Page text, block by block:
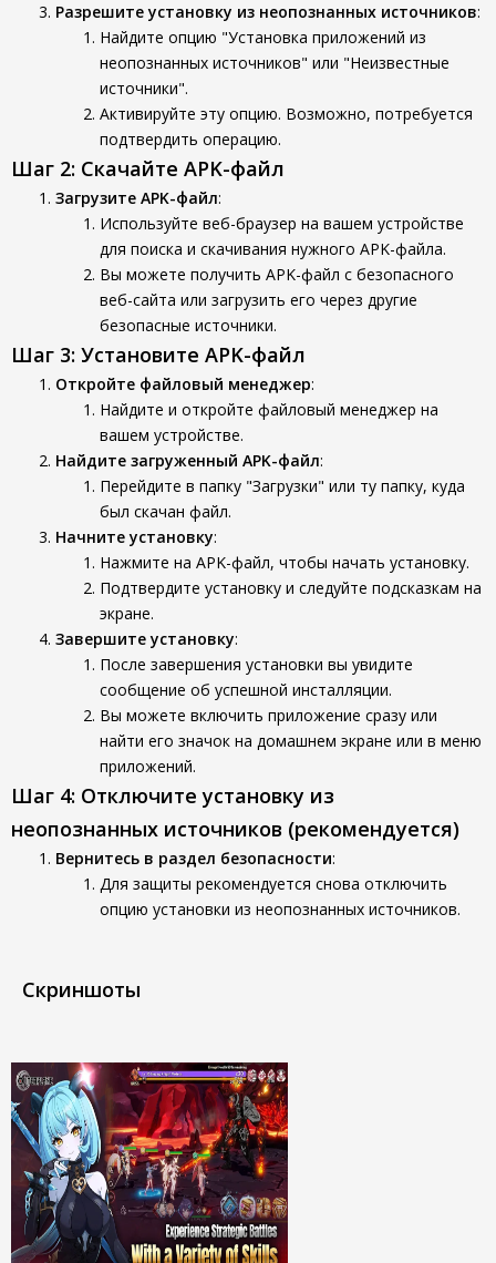
Разрешите установку из неопознанных источников:
Найдите опцию "Установка приложений из
неопознанных источников" или "Неизвестные
источники".
Активируйте эту опцию. Возможно, потребуется
подтвердить операцию.
Шаг 2: Скачайте APK-файл
Загрузите APK-файл:
Используйте веб-браузер на вашем устройстве
для поиска и скачивания нужного APK-файла.
Вы можете получить APK-файл с безопасного
веб-сайта или загрузить его через другие
безопасные источники.
Шаг 3: Установите APK-файл
Откройте файловый менеджер:
Найдите и откройте файловый менеджер на
вашем устройстве.
Найдите загруженный APK-файл:
Перейдите в папку "Загрузки" или ту папку, куда
был скачан файл.
Начните установку:
Нажмите на APK-файл, чтобы начать установку.
Подтвердите установку и следуйте подсказкам на
экране.
Завершите установку:
После завершения установки вы увидите
сообщение об успешной инсталляции.
Вы можете включить приложение сразу или
найти его значок на домашнем экране или в меню
приложений.
Шаг 4: Отключите установку из
неопознанных источников (рекомендуется)
Вернитесь в раздел безопасности:
Для защиты рекомендуется снова отключить
опцию установки из неопознанных источников.
Скриншоты